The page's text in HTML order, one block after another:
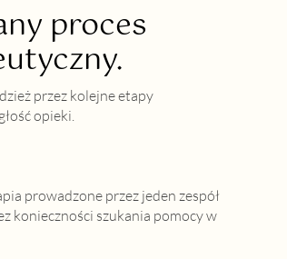
proces
przez kolejne etapy
opieki.
prowadzone przez jeden zespół
konieczności szukania pomocy w